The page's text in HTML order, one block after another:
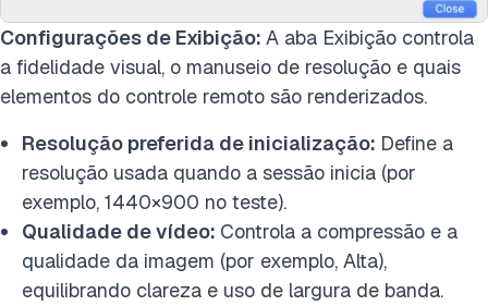
Configurações de Exibição: A aba Exibição controla
a fidelidade visual, o manuseio de resolução e quais
elementos do controle remoto são renderizados.
Resolução preferida de inicialização: Define a
resolução usada quando a sessão inicia (por
exemplo, 1440×900 no teste).
Qualidade de vídeo: Controla a compressão e a
qualidade da imagem (por exemplo, Alta),
equilibrando clareza e uso de largura de banda.